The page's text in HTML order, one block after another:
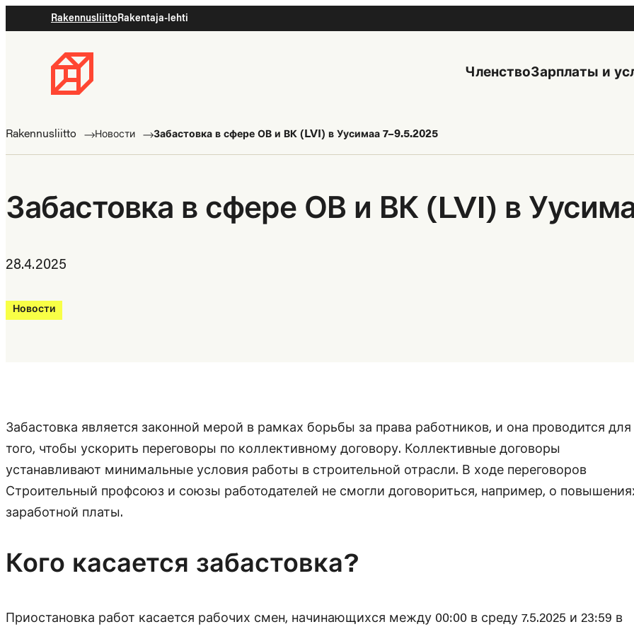
RakennusliittoRakentaja-lehti
Rakennusliitto
ammattilaisten
ЧленствоЗарплаты и
Rakennusliitto Новости Забастовка в сфере ОВ и ВК (LVI) в Уусимаа 7–9.5.2025
Забастовка в сфере ОВ и ВК (LVI) в
28.4.2025
Новости
Забастовка является законной мерой в рамках борьбы за права работников, и она проводится для
того, чтобы ускорить переговоры по коллективному договору. Коллективные договоры
устанавливают минимальные условия работы в строительной отрасли. В ходе переговоров
Строительный профсоюз и союзы работодателей не смогли договориться, например, о
заработной платы.
Кого касается забастовка?
Приостановка работ касается рабочих смен, начинающихся между 00:00 в среду 7.5.2025 и 23:59 в